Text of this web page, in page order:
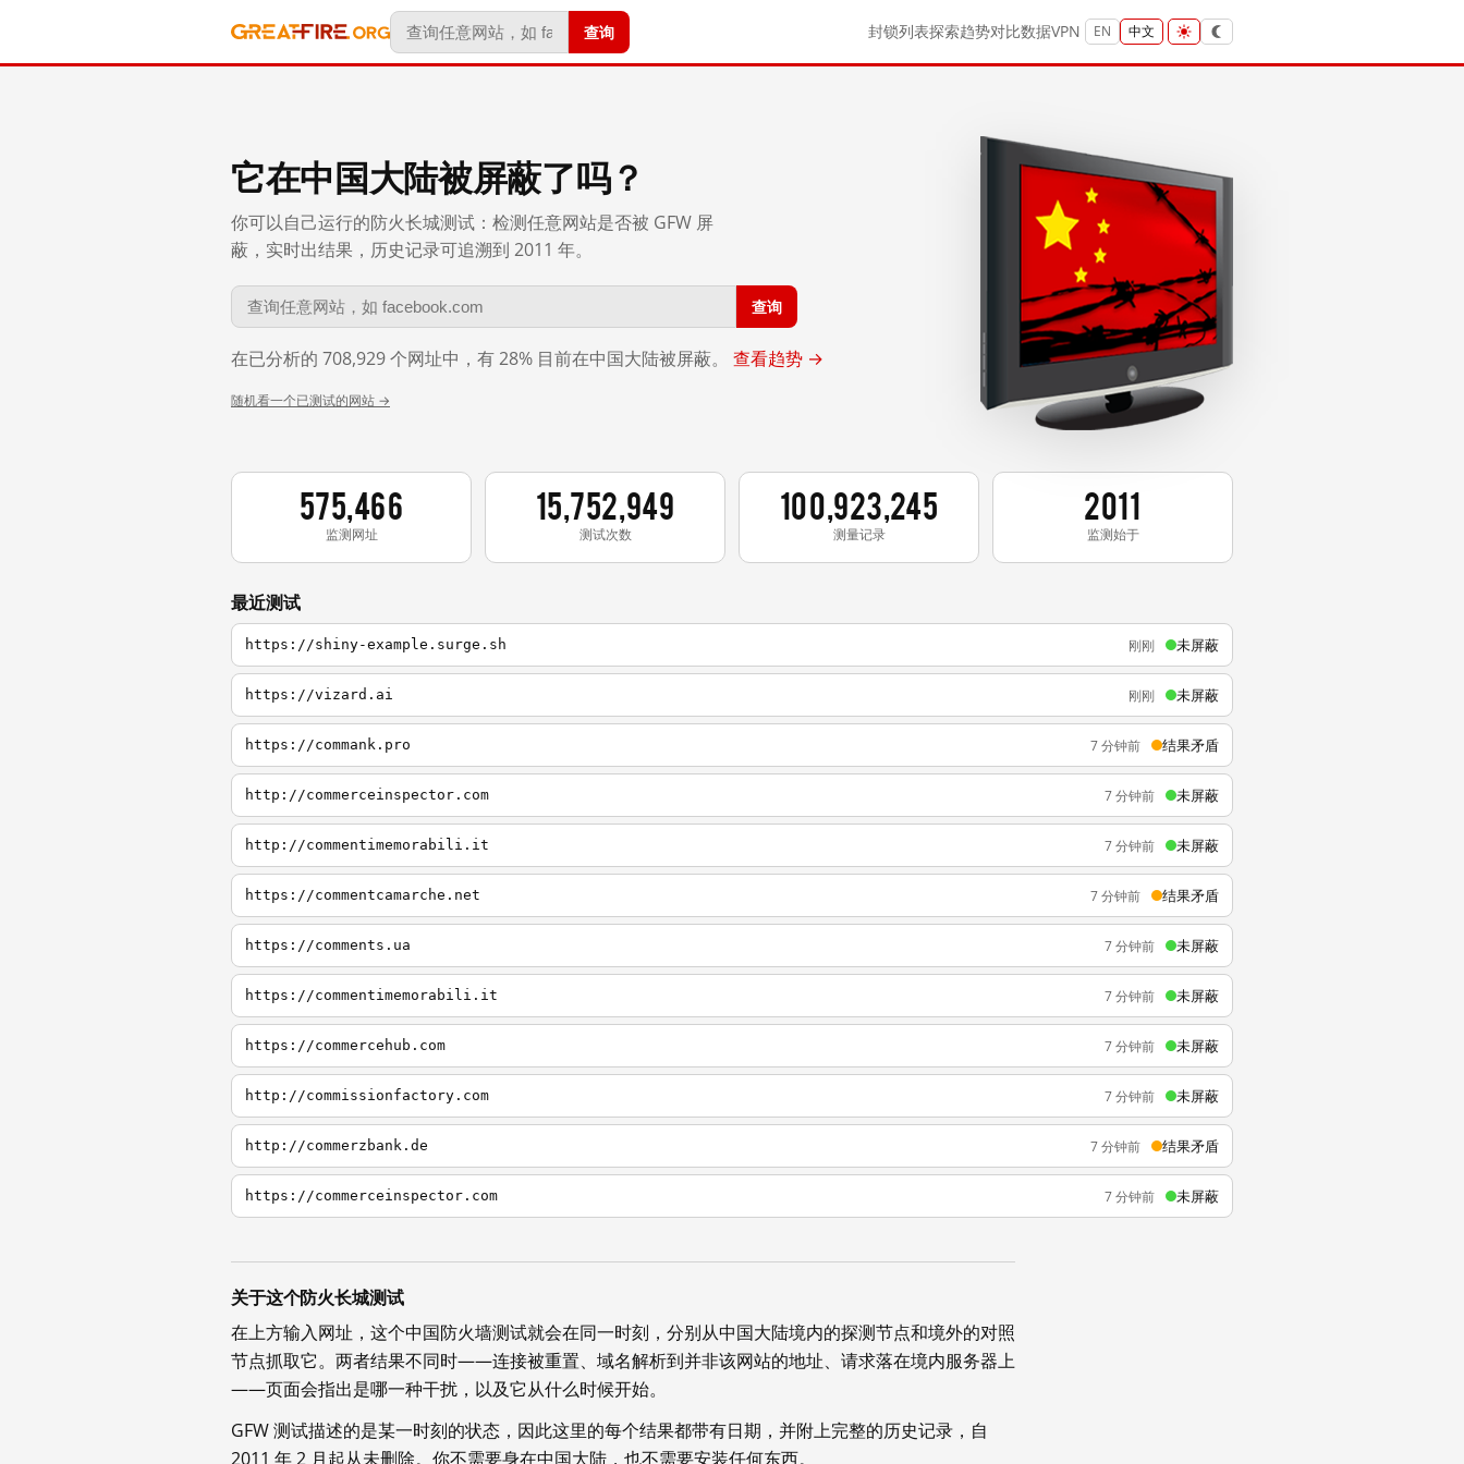
查询 封锁列表探索趋势对比数据VPN EN 中文
它在中国大陆被屏蔽了吗？
你可以自己运行的防火长城测试：检测任意网站是否被 GFW 屏
蔽，实时出结果，历史记录可追溯到 2011 年。
查询
在已分析的 708,929 个网址中，有 28% 目前在中国大陆被屏蔽。 查看趋势 →
随机看一个已测试的网站 →
575,466
监测网址
15,752,949
测试次数
100,923,245
测量记录
2011
监测始于
最近测试
https://shiny-example.surge.sh 刚刚 未屏蔽
https://vizard.ai 刚刚 未屏蔽
https://commank.pro 7 分钟前 结果矛盾
http://commerceinspector.com 7 分钟前 未屏蔽
http://commentimemorabili.it 7 分钟前 未屏蔽
https://commentcamarche.net 7 分钟前 结果矛盾
https://comments.ua 7 分钟前 未屏蔽
https://commentimemorabili.it 7 分钟前 未屏蔽
https://commercehub.com 7 分钟前 未屏蔽
http://commissionfactory.com 7 分钟前 未屏蔽
http://commerzbank.de 7 分钟前 结果矛盾
https://commerceinspector.com 7 分钟前 未屏蔽
关于这个防火长城测试
在上方输入网址，这个中国防火墙测试就会在同一时刻，分别从中国大陆境内的探测节点和境外的对照
节点抓取它。两者结果不同时——连接被重置、域名解析到并非该网站的地址、请求落在境内服务器上
——页面会指出是哪一种干扰，以及它从什么时候开始。
GFW 测试描述的是某一时刻的状态，因此这里的每个结果都带有日期，并附上完整的历史记录，自
2011 年 2 月起从未删除。你不需要身在中国大陆，也不需要安装任何东西。